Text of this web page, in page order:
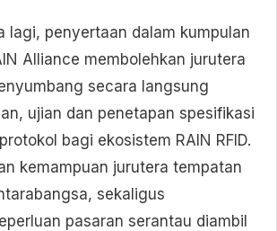
lagi, penyertaan dalam kumpulan
Alliance membolehkan jurutera
secara langsung
ujian dan penetapan spesifikasi
bagi ekosistem RAIN RFID.
kemampuan jurutera tempatan
sekaligus
pasaran serantau diambil